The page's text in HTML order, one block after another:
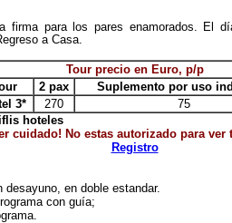
firma para los pares enamorados. El
a Casa.
Tour precio en Euro, p/p
2 pax
Suplemento por uso
3*
270
75
hoteles
cuidado! No estas autorizado para ver
Registro
en doble estandar.
con guía;